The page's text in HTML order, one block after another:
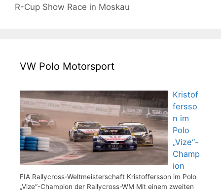
R-Cup Show Race in Moskau
VW Polo Motorsport
Kristof
fersso
n im
Polo
„Vize“-
Champ
ion
FIA Rallycross-Weltmeisterschaft Kristoffersson im Polo
„Vize“-Champion der Rallycross-WM Mit einem zweiten